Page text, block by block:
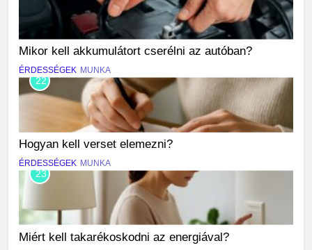
Mikor kell akkumulátort cserélni az autóban?
ÉRDESSÉGEK MUNKA
22
Hogyan kell verset elemezni?
ÉRDESSÉGEK MUNKA
23
Miért kell takarékoskodni az energiával?